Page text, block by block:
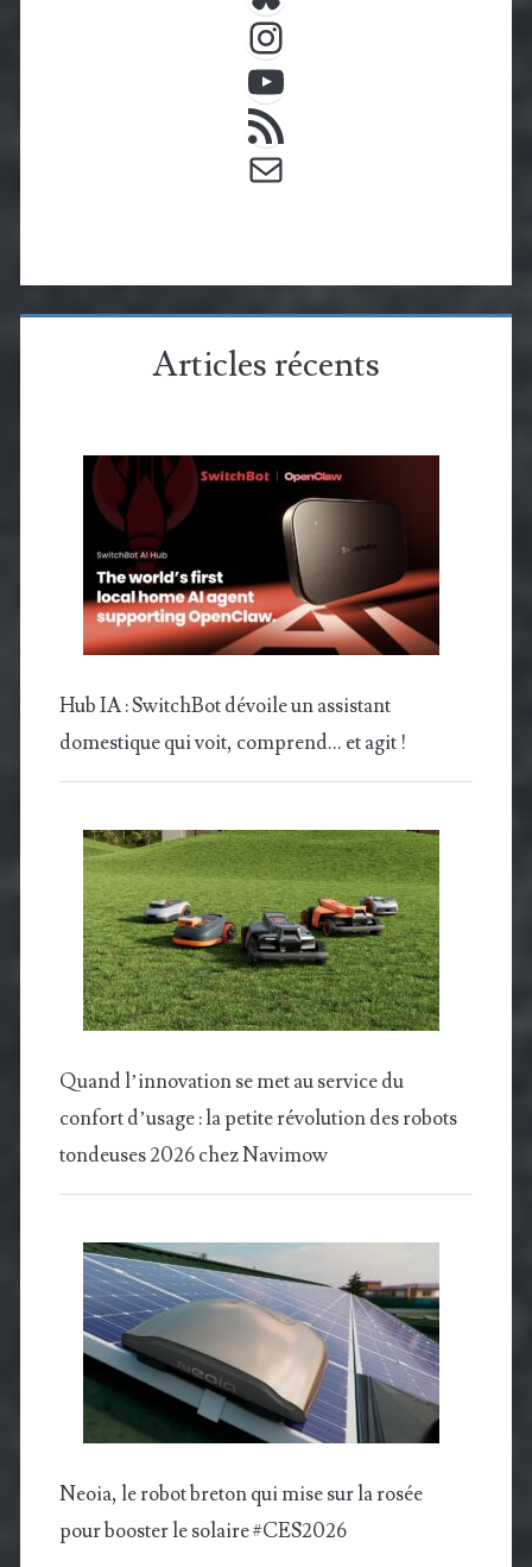
Articles récents
Hub IA : SwitchBot dévoile un assistant
domestique qui voit, comprend… et agit !
Quand l’innovation se met au service du
confort d’usage : la petite révolution des robots
tondeuses 2026 chez Navimow
Neoia, le robot breton qui mise sur la rosée
pour booster le solaire #CES2026